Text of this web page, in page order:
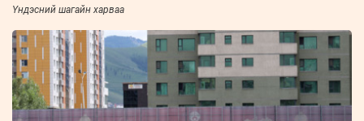
Үндэсний шагайн харваа